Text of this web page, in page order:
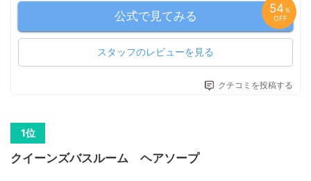
公式で見てみる
54 ％
OFF
スタッフのレビューを見る
クチコミを投稿する
クイーンズバスルーム ヘアソープ